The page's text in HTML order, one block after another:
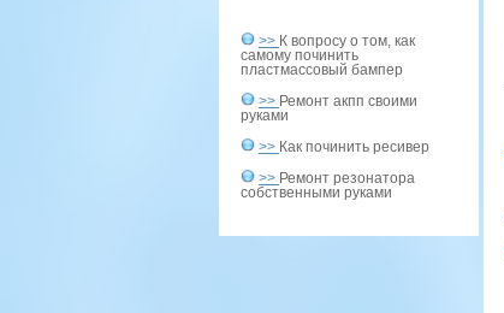
>> К вопросу о том, как
самому починить
пластмассовый бампер
>> Ремонт акпп своими
руками
>> Как починить ресивер
>> Ремонт резонатора
собственными руками